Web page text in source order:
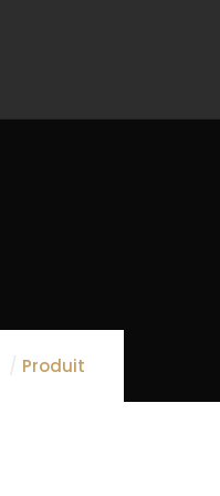
Produit